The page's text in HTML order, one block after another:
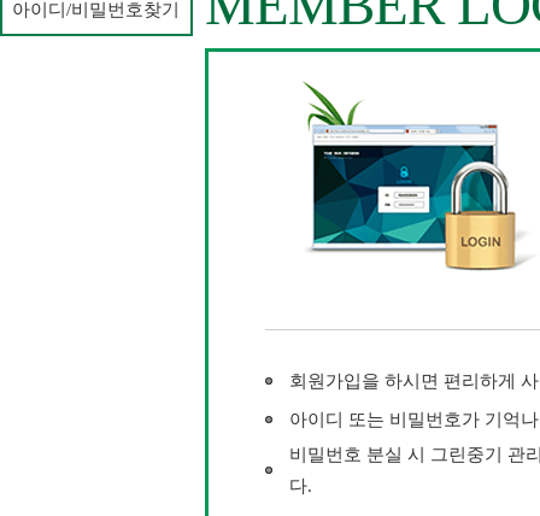
아이디/비밀번호찾기
회원가입을 하시면 편리하게
아이디 또는 비밀번호가 기억
비밀번호 분실 시 그린중기 관
다.